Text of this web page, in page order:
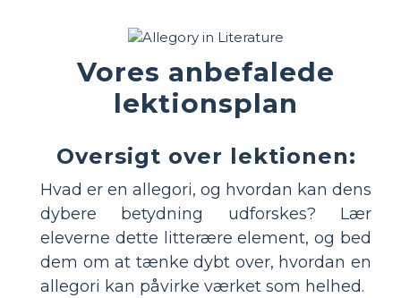
Vores anbefalede
lektionsplan
Oversigt over lektionen:
Hvad er en allegori, og hvordan kan dens
dybere betydning udforskes? Lær
eleverne dette litterære element, og bed
dem om at tænke dybt over, hvordan en
allegori kan påvirke værket som helhed.